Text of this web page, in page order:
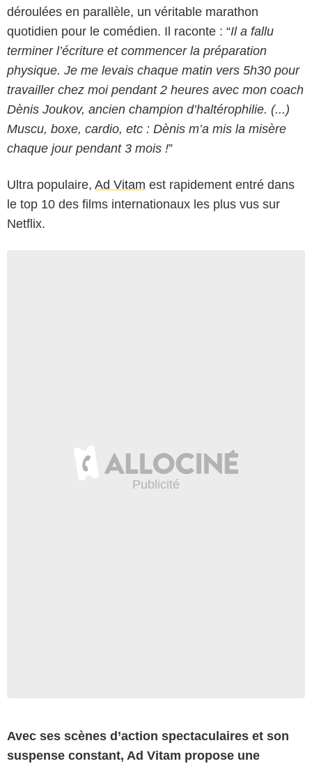
déroulées en parallèle, un véritable marathon
quotidien pour le comédien. Il raconte : “Il a fallu
terminer l’écriture et commencer la préparation
physique. Je me levais chaque matin vers 5h30 pour
travailler chez moi pendant 2 heures avec mon coach
Dènis Joukov, ancien champion d’haltérophilie. (...)
Muscu, boxe, cardio, etc : Dènis m’a mis la misère
chaque jour pendant 3 mois !”
Ultra populaire, Ad Vitam est rapidement entré dans
le top 10 des films internationaux les plus vus sur
Netflix.
Avec ses scènes d’action spectaculaires et son
suspense constant, Ad Vitam propose une